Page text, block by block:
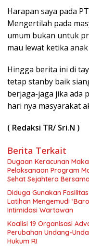
Harapan saya pada
Mengertilah pada
umum bukan untuk
mau lewat ketika
Hingga berita ini di
tetap stanby baik
berjaga-jaga jika ada
hari nya masyarakat
( Redaksi TR/ Sri.N )
Berita Terkait
Dugaan Keracunan
Pelaksanaan Program
Sehat Sejahtera
Diduga Gunakan
Latihan Mengemudi
Intimidasi Wartawan
Koalisi 19 Organisasi
Perubahan Undang-
Hukum RI